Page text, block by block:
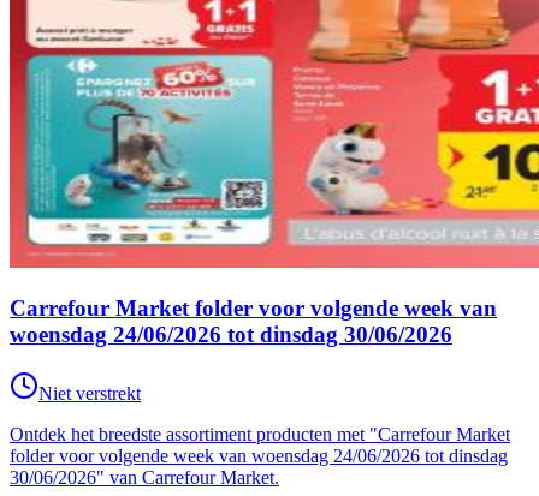
Carrefour Market folder voor volgende week van
woensdag 24/06/2026 tot dinsdag 30/06/2026
Niet verstrekt
Ontdek het breedste assortiment producten met "Carrefour Market
folder voor volgende week van woensdag 24/06/2026 tot dinsdag
30/06/2026" van Carrefour Market.